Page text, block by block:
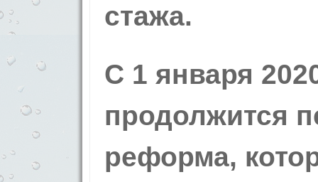
стажа.
С 1 января
продолжится
реформа,